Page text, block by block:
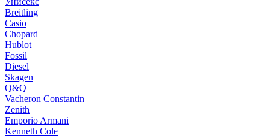
Breitling
Casio
Chopard
Hublot
Fossil
Diesel
Skagen
Q&Q
Vacheron Constantin
Zenith
Emporio Armani
Kenneth Cole